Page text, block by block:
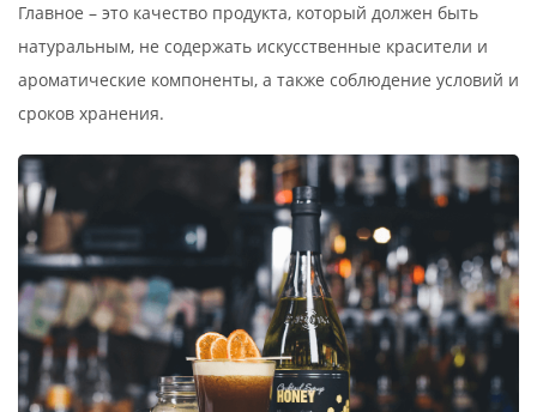
Главное – это качество продукта, который должен быть
натуральным, не содержать искусственные красители и
ароматические компоненты, а также соблюдение условий и
сроков хранения.